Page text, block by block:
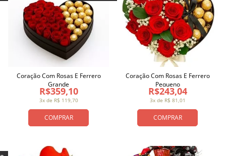
COMPRAR
3x de R$ 119,70
R$359,10
Coração Com Rosas E Ferrero
Grande
COMPRAR
3x de R$ 81,01
R$243,04
Coração Com Rosas E Ferrero
Pequeno